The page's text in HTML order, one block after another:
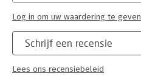
Schrijf een recensie
Lees ons recensiebeleid
Log in om uw waardering te geven